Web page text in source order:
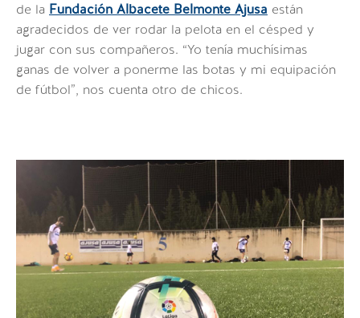
de la Fundación Albacete Belmonte Ajusa están
agradecidos de ver rodar la pelota en el césped y
jugar con sus compañeros. “Yo tenía muchísimas
ganas de volver a ponerme las botas y mi equipación
de fútbol”, nos cuenta otro de chicos.